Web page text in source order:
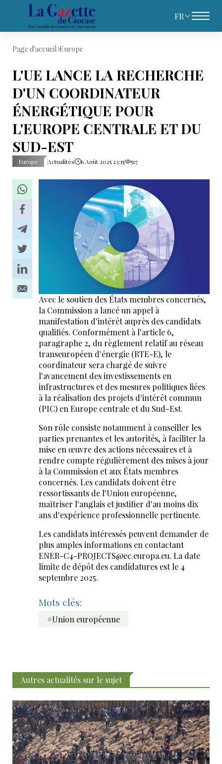
FR
Page d'accueil Europe
L'UE LANCE LA RECHERCHE
D'UN COORDINATEUR
ÉNERGÉTIQUE POUR
L'EUROPE CENTRALE ET DU
SUD-EST
Europe Actualités 6 Août 2025 23:15 517
Avec le soutien des États membres concernés,
la Commission a lancé un appel à
manifestation d'intérêt auprès des candidats
qualifiés. Conformément à l'article 6,
paragraphe 2, du règlement relatif au réseau
transeuropéen d'énergie (RTE-E), le
coordinateur sera chargé de suivre
l'avancement des investissements en
infrastructures et des mesures politiques liées
à la réalisation des projets d'intérêt commun
(PIC) en Europe centrale et du Sud-Est.
Son rôle consiste notamment à conseiller les
parties prenantes et les autorités, à faciliter la
mise en œuvre des actions nécessaires et à
rendre compte régulièrement des mises à jour
à la Commission et aux États membres
concernés. Les candidats doivent être
ressortissants de l'Union européenne,
maîtriser l'anglais et justifier d'au moins dix
ans d'expérience professionnelle pertinente.
Les candidats intéressés peuvent demander de
plus amples informations en contactant
ENER-C4-PROJECTS@ec.europa.eu. La date
limite de dépôt des candidatures est le 4
septembre 2025.
Mots clés:
#Union européenne
Autres actualités sur le sujet